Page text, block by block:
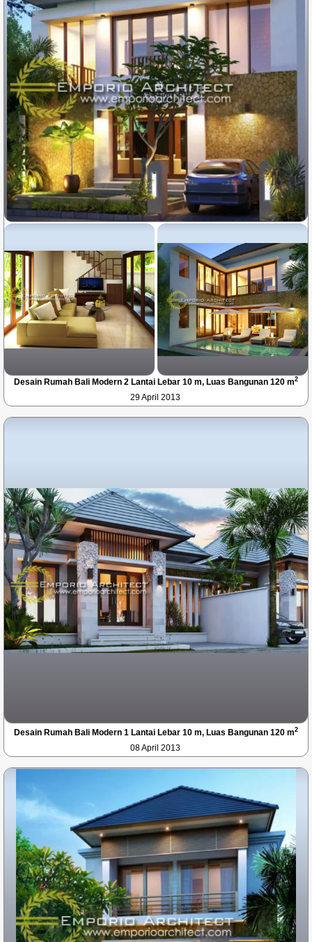
Desain Rumah Bali Modern 2 Lantai Lebar 10 m, Luas Bangunan 120 m2
29 April 2013
Desain Rumah Bali Modern 1 Lantai Lebar 10 m, Luas Bangunan 120 m2
08 April 2013